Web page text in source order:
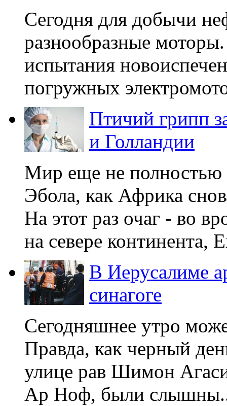
Сегодня для добычи
разнообразные
испытания
погружных
Птичий грипп
и Голландии
Мир еще не полностью
Эбола, как Африка
На этот раз очаг - во
на севере континента,
В Иерусалиме
синагоге
Сегодняшнее утро
Правда, как черный
улице рав Шимон
Ар Ноф, были